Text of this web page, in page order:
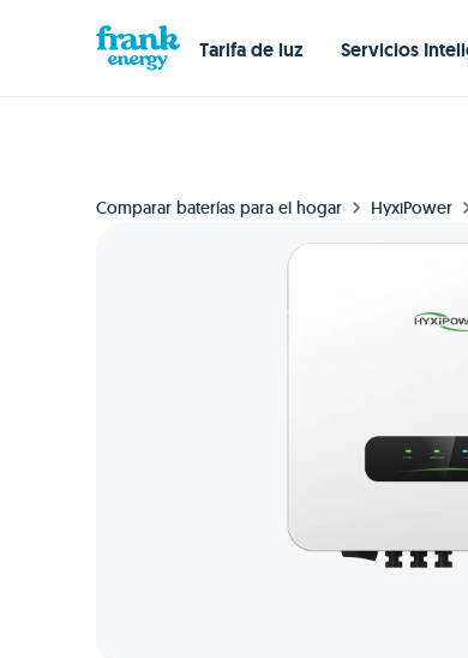
Tarifa de luz Servicios
Comparar baterías para el hogar HyxiPower